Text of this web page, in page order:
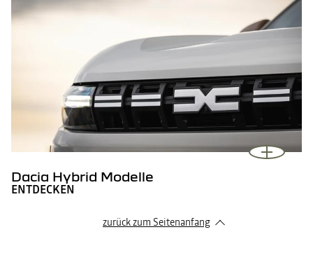
Dacia Hybrid Modelle
ENTDECKEN
zurück zum Seitenanfang